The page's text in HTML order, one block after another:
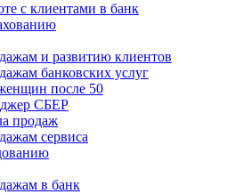
с клиентами в банк
и развитию клиентов
банковских услуг
после 50
СБЕР
продаж
сервиса
в банк